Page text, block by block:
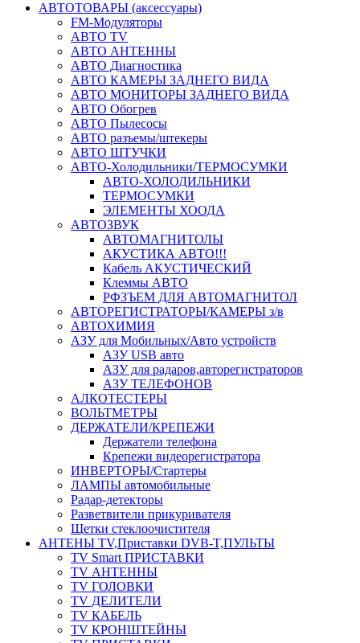
АВТОТОВАРЫ (аксессуары)
FM-Модуляторы
АВТО TV
АВТО АНТЕННЫ
АВТО Диагностика
АВТО КАМЕРЫ ЗАДНЕГО ВИДА
АВТО МОНИТОРЫ ЗАДНЕГО ВИДА
АВТО Обогрев
АВТО Пылесосы
АВТО разъемы/штекеры
АВТО ШТУЧКИ
АВТО-Холодильники/ТЕРМОСУМКИ
АВТО-ХОЛОДИЛЬНИКИ
ТЕРМОСУМКИ
ЭЛЕМЕНТЫ ХООДА
АВТОЗВУК
АВТОМАГНИТОЛЫ
АКУСТИКА АВТО!!!
Кабель АКУСТИЧЕСКИЙ
Клеммы АВТО
РФЗЪЕМ ДЛЯ АВТОМАГНИТОЛ
АВТОРЕГИСТРАТОРЫ/КАМЕРЫ з/в
АВТОХИМИЯ
АЗУ для Мобильных/Авто устройств
АЗУ USB авто
АЗУ для радаров,авторегистраторов
АЗУ ТЕЛЕФОНОВ
АЛКОТЕСТЕРЫ
ВОЛЬТМЕТРЫ
ДЕРЖАТЕЛИ/КРЕПЕЖИ
Держатели телефона
Крепежи видеорегистратора
ИНВЕРТОРЫ/Стартеры
ЛАМПЫ автомобильные
Радар-детекторы
Разветвители прикуривателя
Щетки стеклоочистителя
АНТЕНЫ ТV,Приставки DVB-T,ПУЛЬТЫ
TV Smart ПРИСТАВКИ
TV АНТЕННЫ
TV ГОЛОВКИ
TV ДЕЛИТЕЛИ
TV КАБЕЛЬ
TV КРОНШТЕЙНЫ